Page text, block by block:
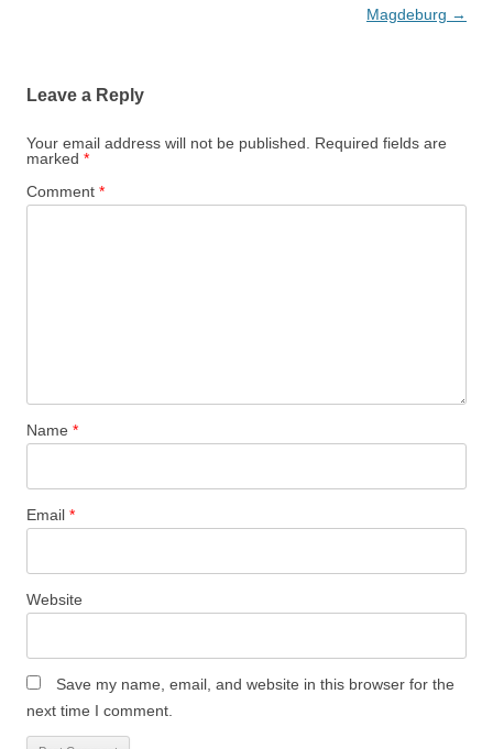
Magdeburg →
Leave a Reply
Your email address will not be published.
Required fields are
marked *
Comment *
Name *
Email *
Website
Save my name, email, and website in this browser for the
next time I comment.